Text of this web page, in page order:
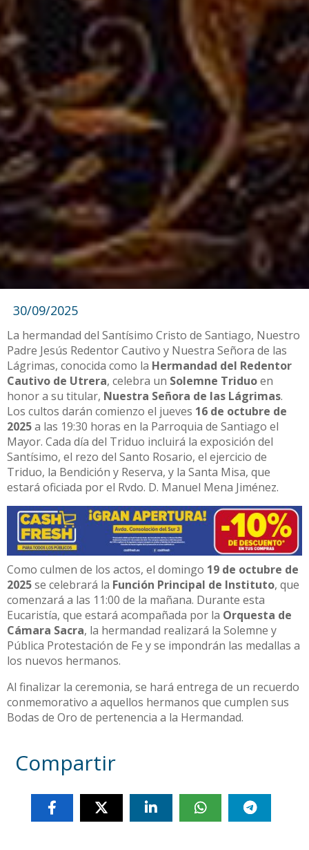
30/09/2025
La hermandad del Santísimo Cristo de Santiago, Nuestro
Padre Jesús Redentor Cautivo y Nuestra Señora de las
Lágrimas, conocida como la Hermandad del Redentor
Cautivo de Utrera, celebra un Solemne Triduoen
honor a su titular, Nuestra Señora de las Lágrimas.
Los cultos darán comienzo el jueves 16 de octubre de
2025a las 19:30 horas en la Parroquia de Santiago el
Mayor. Cada día del Triduo incluirá la exposición del
Santísimo, el rezo del Santo Rosario, el ejercicio de
Triduo, la Bendición y Reserva, y la Santa Misa, que
estará oficiada por el Rvdo. D. Manuel Mena Jiménez.
Como culmen de los actos, el domingo 19 de octubre de
2025se celebrará la Función Principal de Instituto, que
comenzará a las 11:00 de la mañana. Durante esta
Eucaristía, que estará acompañada por la Orquesta de
Cámara Sacra, la hermandad realizará la Solemne y
Pública Protestación de Fe y se impondrán las medallas a
los nuevos hermanos.
Al finalizar la ceremonia, se hará entrega de un recuerdo
conmemorativo a aquellos hermanos que cumplen sus
Bodas de Oro de pertenencia a la Hermandad.
Compartir